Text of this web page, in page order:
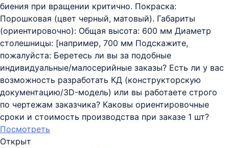
биения при вращении критично. Покраска:
Порошковая (цвет черный, матовый). Габариты
(ориентировочно): Общая высота: 600 мм Диаметр
столешницы: [например, 700 мм Подскажите,
пожалуйста: Беретесь ли вы за подобные
индивидуальные/малосерийные заказы? Есть ли у вас
возможность разработать КД (конструкторскую
документацию/3D-модель) или вы работаете строго
по чертежам заказчика? Каковы ориентировочные
сроки и стоимость производства при заказе 1 шт?
Посмотреть
Открыт